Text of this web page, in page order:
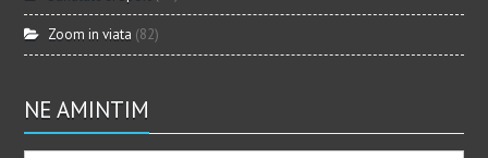
Zoom in viata (82)
NE AMINTIM